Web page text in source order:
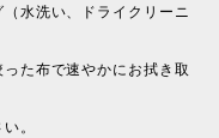
水洗い、ドライクリーニ
た布で速やかにお拭き取
。